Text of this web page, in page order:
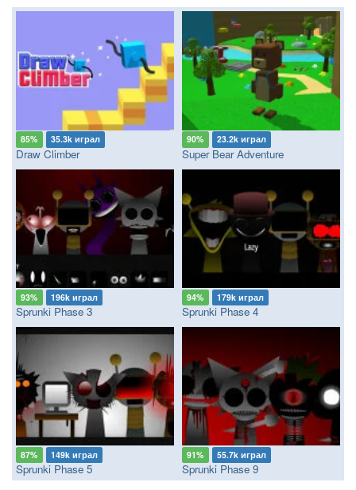
85% 35.3k играл
Draw Climber
90% 23.2k играл
Super Bear Adventure
93% 196k играл
Sprunki Phase 3
94% 179k играл
Sprunki Phase 4
87% 149k играл
Sprunki Phase 5
91% 55.7k играл
Sprunki Phase 9